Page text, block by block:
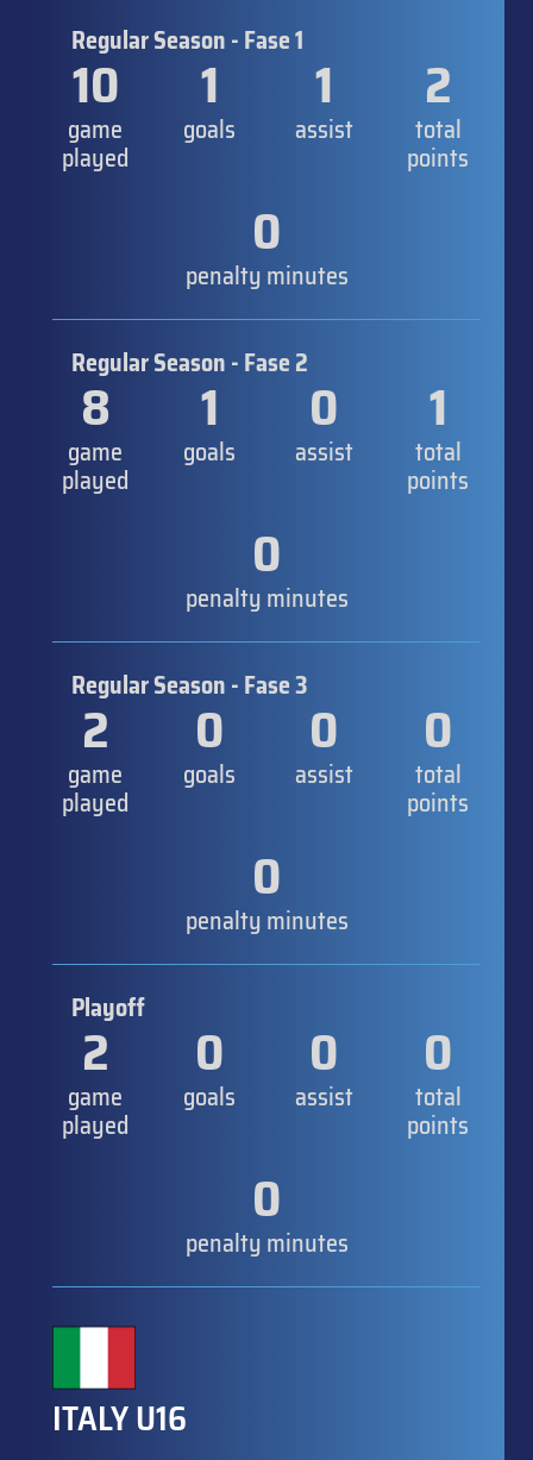
Regular Season - Fase 1
10
game
played
1
goals
1
assist
2
total
points
0
penalty minutes
Regular Season - Fase 2
8
game
played
1
goals
0
assist
1
total
points
0
penalty minutes
Regular Season - Fase 3
2
game
played
0
goals
0
assist
0
total
points
0
penalty minutes
Playoff
2
game
played
0
goals
0
assist
0
total
points
0
penalty minutes
ITALY U16